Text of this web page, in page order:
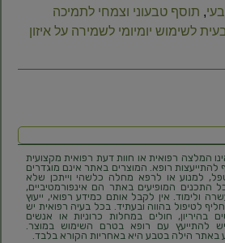
, תוסף טבעוני וצמחי לתמיכה
לשימוש יומיומי לשמירה על איזון
המלצה רפואית או חוות דעת רפואית מקצועית
להתייעצות רופא. המוצרים באתר אינם מוגדרים
למנוע או לרפא מחלה כלשהי וייתכן שלא
התכנים המופיעים באתר הם אינפורמטיביים,
ולימוד. אין לקבל אותם כמידע רפואי, ייעוץ
לטיפול בהווה ובעתיד. בכל בעיה רפואית יש
בהיריון, חולים במחלות כרוניות או אנשים
להתייעץ עם רופא בטרם השימוש במוצר.
באתר הילה בטבע היא באחריות הקורא בלבד.